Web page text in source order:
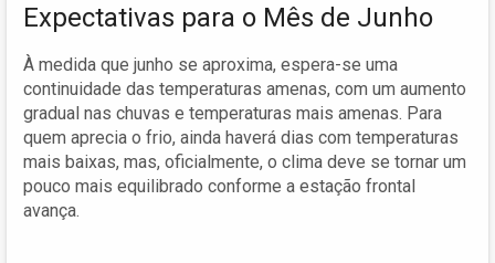
Expectativas para o Mês de Junho
À medida que junho se aproxima, espera-se uma
continuidade das temperaturas amenas, com um aumento
gradual nas chuvas e temperaturas mais amenas. Para
quem aprecia o frio, ainda haverá dias com temperaturas
mais baixas, mas, oficialmente, o clima deve se tornar um
pouco mais equilibrado conforme a estação frontal
avança.